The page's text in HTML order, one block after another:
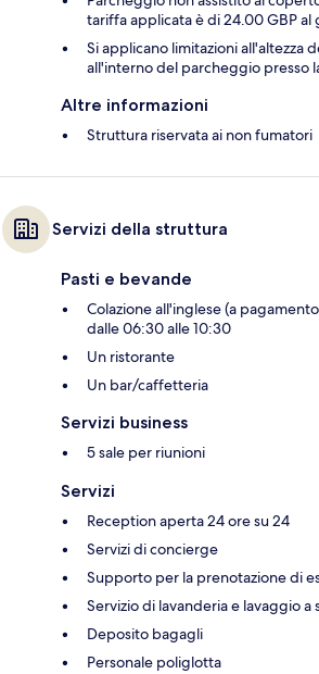
tariffa applicata è di 24.00 GBP al
Si applicano limitazioni all'altezza
all'interno del parcheggio presso
Altre informazioni
Struttura riservata ai non fumatori
Servizi della struttura
Pasti e bevande
Colazione all'inglese (a
dalle 06:30 alle 10:30
Un ristorante
Un bar/caffetteria
Servizi business
5 sale per riunioni
Servizi
Reception aperta 24 ore su 24
Servizi di concierge
Supporto per la prenotazione di
Servizio di lavanderia e lavaggio a
Deposito bagagli
Personale poliglotta